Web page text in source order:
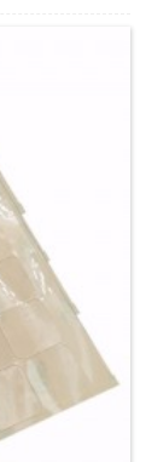
gebruik
beskerm
of -
en anti-gly-
industrie,
deursigtig
rooi,
die kliënt